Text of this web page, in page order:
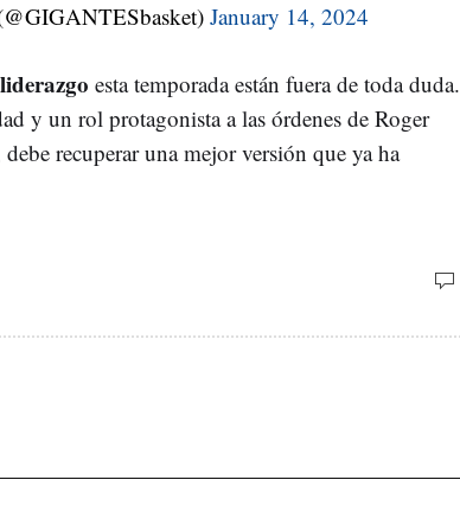
January 14, 2024
liderazgo esta temporada están fuera de toda duda.
y un rol protagonista a las órdenes de Roger
recuperar una mejor versión que ya ha